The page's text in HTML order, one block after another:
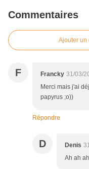
Commentaires
Ajouter un
F Francky 31/03/
Merci mais j'ai
papyrus ;o))
Répondre
D Denis
Ah ah